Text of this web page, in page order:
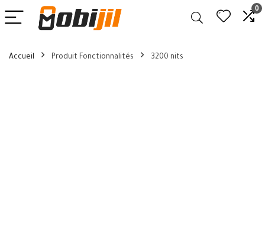
0
Accueil Produit Fonctionnalités 3200 nits